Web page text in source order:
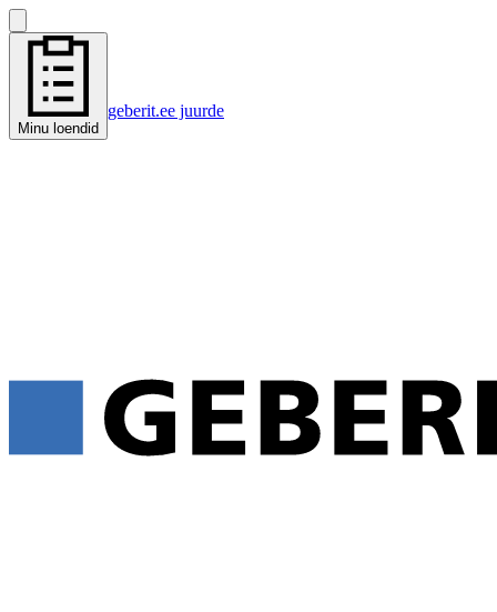
Minu loendid
geberit.ee juurde